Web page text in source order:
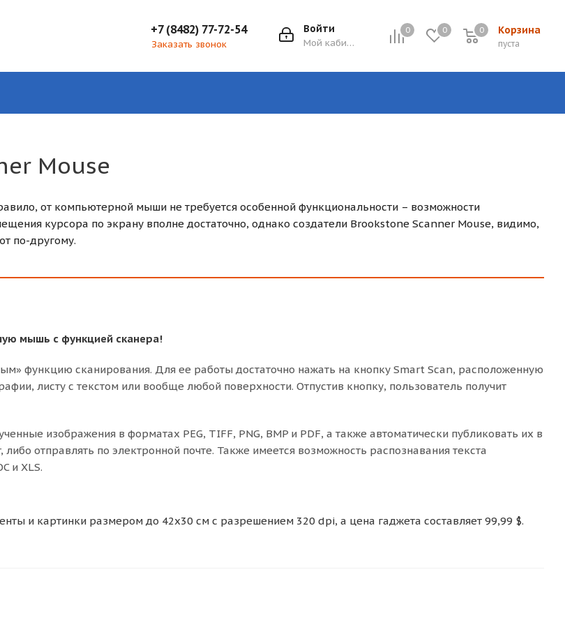
0 0 Корзина
0
пуста
0
Войти
Мой кабинет
+7 (8482) 77-72-54
Заказать звонок
Mouse
от компьютерной мыши не требуется особенной функциональности – возможности
курсора по экрану вполне достаточно, однако создатели Brookstone Scanner Mouse, видимо,
по-другому.
мышь с функцией сканера!
функцию сканирования. Для ее работы достаточно нажать на кнопку Smart Scan, расположенную
листу с текстом или вообще любой поверхности. Отпустив кнопку, пользователь получит
изображения в форматах PEG, TIFF, PNG, BMP и PDF, а также автоматически публиковать их в
отправлять по электронной почте. Также имеется возможность распознавания текста
и XLS.
и картинки размером до 42х30 см с разрешением 320 dpi, а цена гаджета составляет 99,99 $.